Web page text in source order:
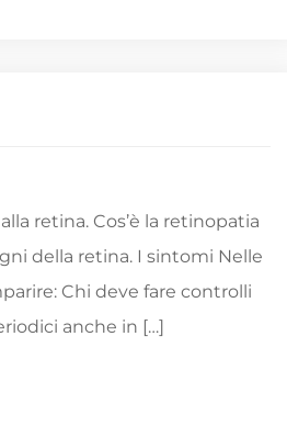
retina. Cos’è la retinopatia
della retina. I sintomi Nelle
Chi deve fare controlli
anche in […]